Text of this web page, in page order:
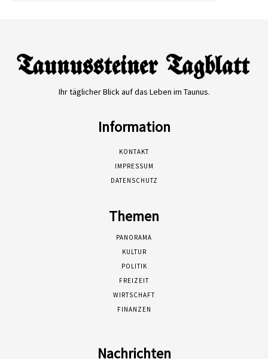
Ihr täglicher Blick auf das Leben im Taunus.
Information
KONTAKT
IMPRESSUM
DATENSCHUTZ
Themen
PANORAMA
KULTUR
POLITIK
FREIZEIT
WIRTSCHAFT
FINANZEN
Nachrichten